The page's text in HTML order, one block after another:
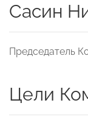
Сасин
Председатель
Цели